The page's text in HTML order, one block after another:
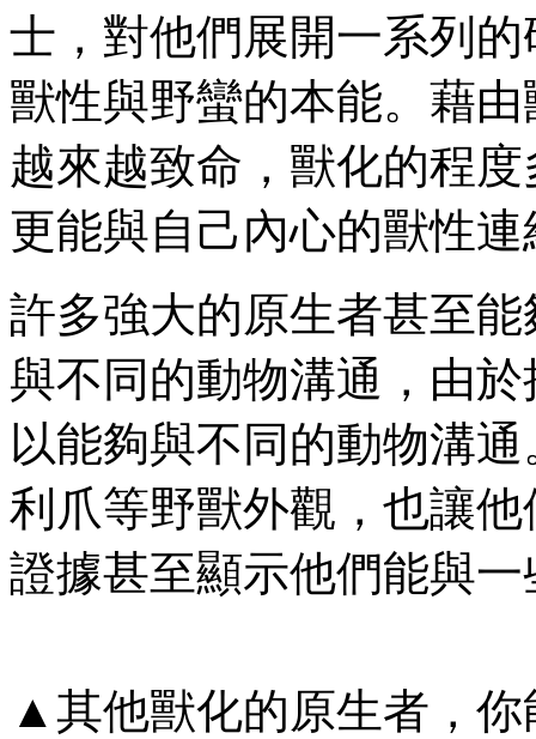
士，對他們展開一系列
獸性與野蠻的本能。藉
越來越致命，獸化的程
更能與自己內心的獸性連
許多強大的原生者甚至
與不同的動物溝通，由
以能夠與不同的動物溝
利爪等野獸外觀，也讓
證據甚至顯示他們能與
▲其他獸化的原生者，